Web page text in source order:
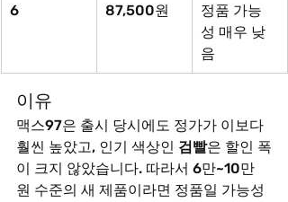
6 87,500원
정품 가능
성 매우 낮
음
이유
맥스97은 출시 당시에도 정가가 이보다
훨씬 높았고, 인기 색상인 검빨은 할인 폭
이 크지 않았습니다. 따라서 6만~10만
원 수준의 새 제품이라면 정품일 가능성